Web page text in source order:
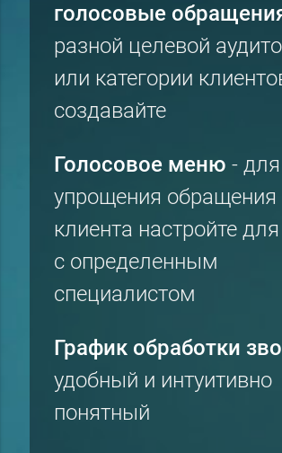
голосовые
разной целевой
или категории
создавайте
Голосовое меню - для
упрощения обращения
клиента настройте
с определенным
специалистом
График обработки
удобный и интуитивно
понятный